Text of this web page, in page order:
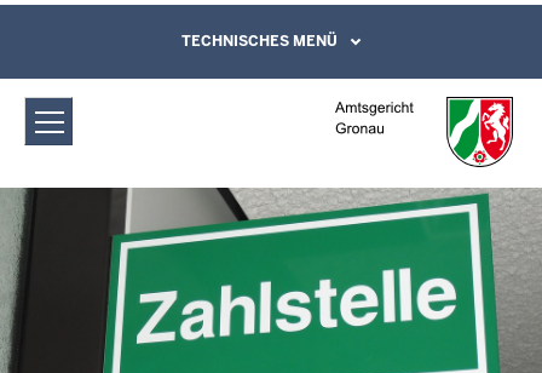
Amtsgericht Gronau: Zahlstelle
Direkt zum Inhalt
Leichte Sprache, Gebärdensprachenvideo
und Kontaktformular
TECHNISCHES MENÜ